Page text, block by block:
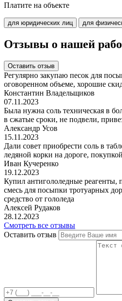
Платите на объекте
для юридических лиц для
Отзывы о нашей
Оставить отзыв
Регулярно закупаю песок для
оговоренном объеме, хорошие
Константин Владельщиков
07.11.2023
Была нужна соль техническая в
в сжатые сроки, не подвели,
Александр Усов
15.11.2023
Дали совет приобрести соль в
ледяной корки на дороге,
Иван Кучеренко
19.12.2023
Купил антигололедные реагенты,
смесь для посыпки тротуарных
средство от гололеда
Алексей Рудаков
28.12.2023
Смотреть все отзывы
Оставить отзыв